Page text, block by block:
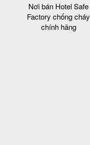
Nơi bán Hotel Safe
Factory chống cháy
chính hãng